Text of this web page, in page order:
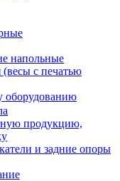
напольные
с печатью
оборудованию
продукцию,
и задние опоры